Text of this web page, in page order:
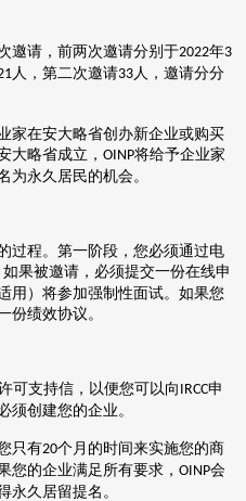
邀请，前两次邀请分别于2022年3
人，第二次邀请33 人，邀请分分
家在安大略省创办新企业或购买
大略省成立， OINP将给予企业家
为永久居民的机会。
过程。第一阶段，您必须通过电
如果被邀请，必须提交一份在线申
用）将参加强制性面试。如果您
份绩效协议。
可支持信，以便您可以向 IRCC申
须创建您的企业。
只有20个月的时间来实施您的商
您的企业满足所有要求， OINP会
永久居留提名。